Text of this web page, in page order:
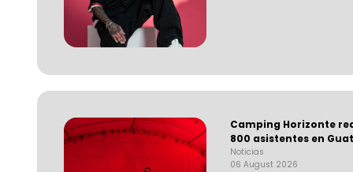
Camping Horizonte
800 asistentes en
Noticias
06 August 2026